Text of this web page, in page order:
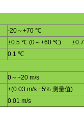
-20～+70 ℃
±0.5 ℃ (0～+60 ℃) ±0.7
0.1 ℃
0～+20 m/s
±(0.03 m/s +5% 测量值)
0.01 m/s